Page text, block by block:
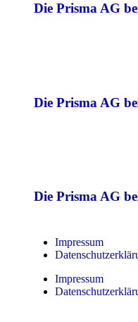
Die Prisma AG
Die Prisma AG
Die Prisma AG
Impressum
Impressum